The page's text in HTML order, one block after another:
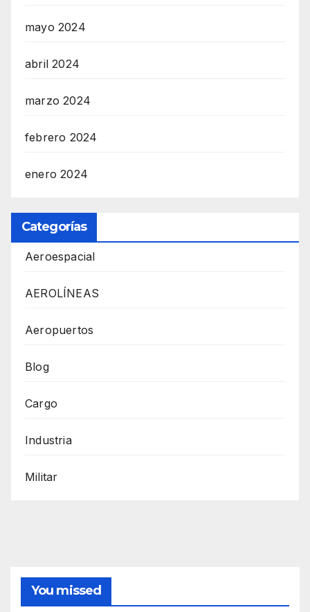
mayo 2024
abril 2024
marzo 2024
febrero 2024
enero 2024
Categorías
Aeroespacial
AEROLÍNEAS
Aeropuertos
Blog
Cargo
Industria
Militar
You missed